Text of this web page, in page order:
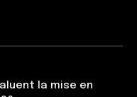
la mise en